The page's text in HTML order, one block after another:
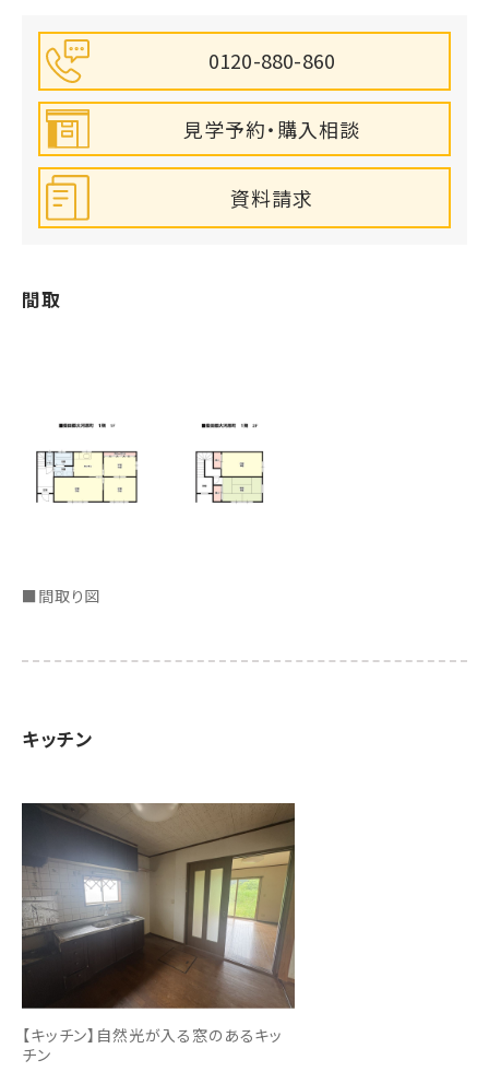
0120-880-860
見学予約・購入相談
資料請求
間取
■間取り図
キッチン
【キッチン】自然光が入る窓のあるキッ
チン